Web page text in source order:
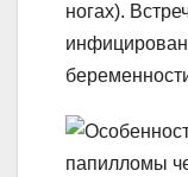
ногах).